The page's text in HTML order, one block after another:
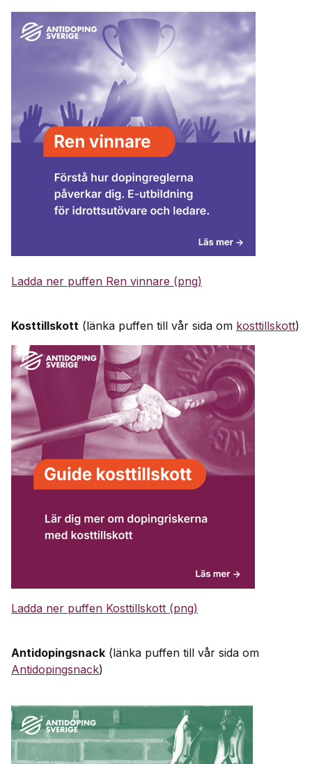
Ladda ner puffen Ren vinnare (png)
Kosttillskott (länka puffen till vår sida om kosttillskott)
Ladda ner puffen Kosttillskott (png)
Antidopingsnack (länka puffen till vår sida om
Antidopingsnack)